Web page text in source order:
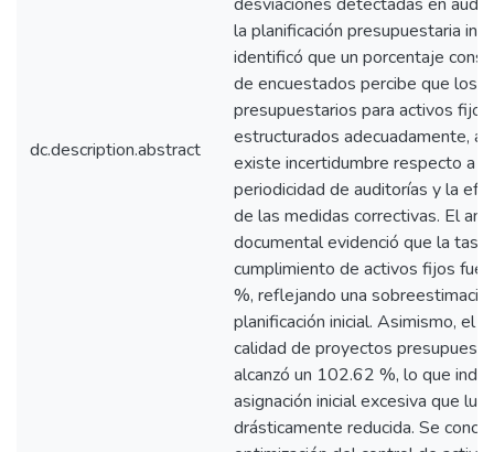
dc.description.abstract
la planificación presupuestaria
identificó que un porcentaje
de encuestados percibe que los
presupuestarios para activos
estructurados adecuadamente,
existe incertidumbre respecto a la
periodicidad de auditorías y la
de las medidas correctivas. El
documental evidenció que la tasa
cumplimiento de activos fijos fue
%, reflejando una
planificación inicial. Asimismo, el
calidad de proyectos
alcanzó un 102.62 %, lo que
asignación inicial excesiva que
drásticamente reducida. Se